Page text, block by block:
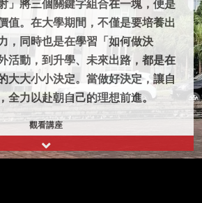
」將三個關鍵字組合在一塊，便是
值。在大學期間，不僅是要培養出
，同時也是在學習「如何做決
活動，到升學、未來出路，都是在
大大小小決定。當做好決定，讓自
全力以赴朝自己的理想前進。
觀看講座